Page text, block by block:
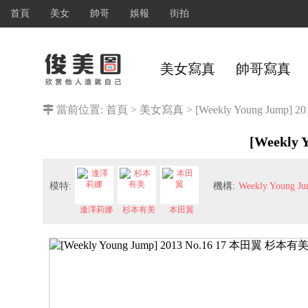
首頁 美女 帥哥 娛報 街拍
美女寫真 帥哥寫真
當前位置: 首頁 > 美女寫真 > [Weekly Young Jump]
[Weekly
模特:
逢澤莉娜 杉本有美 本田翼
機構: Weekly Young